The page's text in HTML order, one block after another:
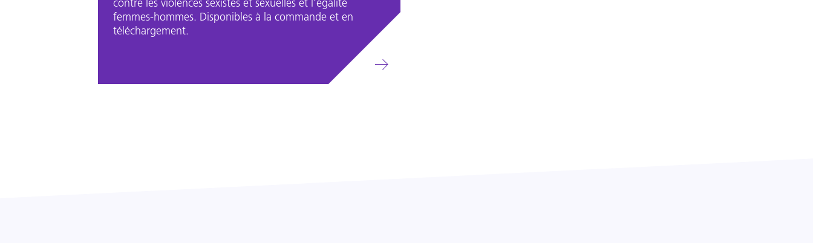
contre les violences sexistes et sexuelles et l'égalité
femmes-hommes. Disponibles à la commande et en
téléchargement.